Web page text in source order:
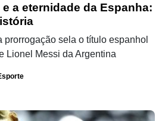
a eternidade da Espanha:
prorrogação sela o título espanhol
Lionel Messi da Argentina